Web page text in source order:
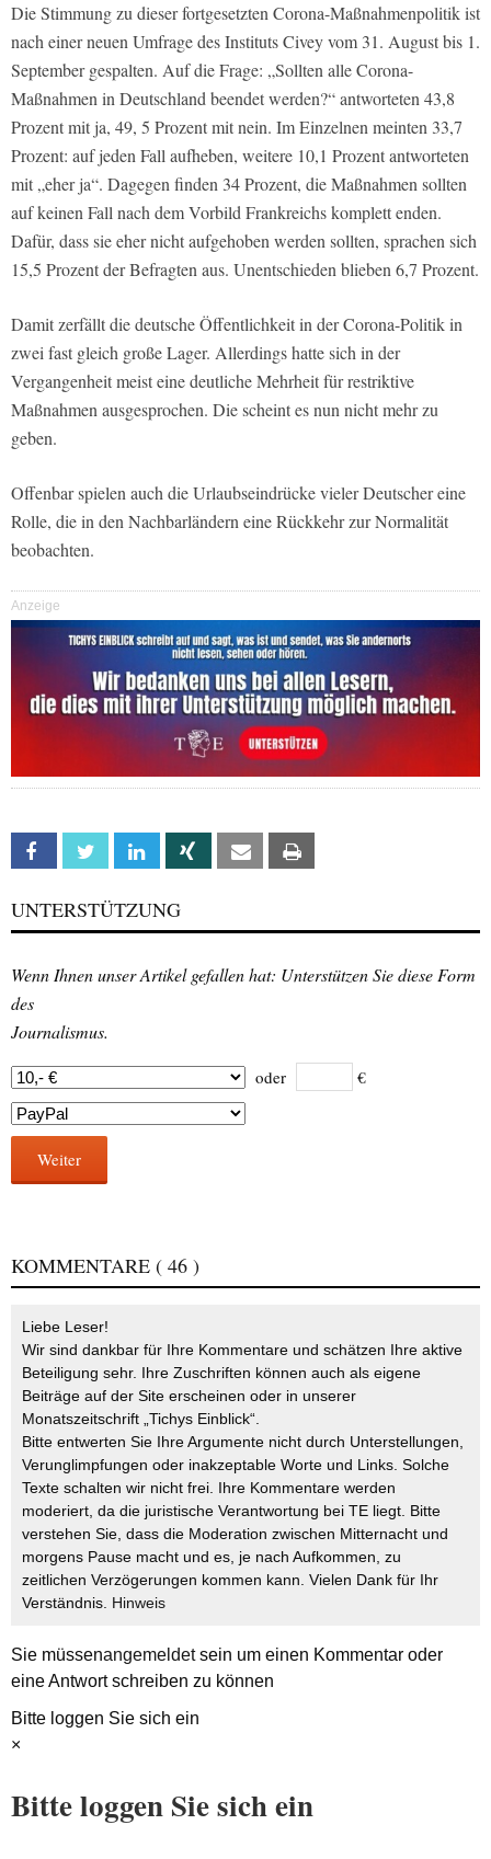
Die Stimmung zu dieser fortgesetzten Corona-Maßnahmenpolitik ist
nach einer neuen Umfrage des Instituts Civey vom 31. August bis 1.
September gespalten. Auf die Frage: „Sollten alle Corona-
Maßnahmen in Deutschland beendet werden?“ antworteten 43,8
Prozent mit ja, 49, 5 Prozent mit nein. Im Einzelnen meinten 33,7
Prozent: auf jeden Fall aufheben, weitere 10,1 Prozent antworteten
mit „eher ja“. Dagegen finden 34 Prozent, die Maßnahmen sollten
auf keinen Fall nach dem Vorbild Frankreichs komplett enden.
Dafür, dass sie eher nicht aufgehoben werden sollten, sprachen sich
15,5 Prozent der Befragten aus. Unentschieden blieben 6,7 Prozent.
Damit zerfällt die deutsche Öffentlichkeit in der Corona-Politik in
zwei fast gleich große Lager. Allerdings hatte sich in der
Vergangenheit meist eine deutliche Mehrheit für restriktive
Maßnahmen ausgesprochen. Die scheint es nun nicht mehr zu
geben.
Offenbar spielen auch die Urlaubseindrücke vieler Deutscher eine
Rolle, die in den Nachbarländern eine Rückkehr zur Normalität
beobachten.
Anzeige
Facebook Twitter Linkedin Xing Email
UNTERSTÜTZUNG
Wenn Ihnen unser Artikel gefallen hat: Unterstützen Sie diese Form
des
Journalismus.
oder €
Weiter
KOMMENTARE ( 46 )
Liebe Leser!
Wir sind dankbar für Ihre Kommentare und schätzen Ihre aktive
Beteiligung sehr. Ihre Zuschriften können auch als eigene
Beiträge auf der Site erscheinen oder in unserer
Monatszeitschrift „Tichys Einblick“.
Bitte entwerten Sie Ihre Argumente nicht durch Unterstellungen,
Verunglimpfungen oder inakzeptable Worte und Links. Solche
Texte schalten wir nicht frei. Ihre Kommentare werden
moderiert, da die juristische Verantwortung bei TE liegt. Bitte
verstehen Sie, dass die Moderation zwischen Mitternacht und
morgens Pause macht und es, je nach Aufkommen, zu
zeitlichen Verzögerungen kommen kann. Vielen Dank für Ihr
Verständnis. Hinweis
Sie müssenangemeldetsein um einen Kommentar oder
eine Antwort schreiben zu können
Bitte loggen Sie sich ein
×
Bitte loggen Sie sich ein